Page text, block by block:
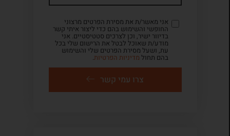
אני מאשר/ת את מסירת הפרטים מרצוני
החופשי והשימוש בהם כדי ליצור איתי קשר
בדיוור ישיר, וכן לצרכים סטטיסטיים. אני
מודע/ת שאוכל לבטל את הרישום שלי בכל
עת, ושעל מסירת הפרטים שלי והשימוש
בהם תחול מדיניות הפרטיות.
צרו עמי קשר